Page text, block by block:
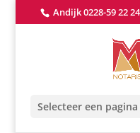
Andijk 0228-59 22 24
Selecteer een pagina